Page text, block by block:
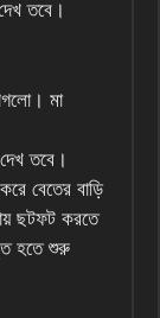
তবে।
মা
তবে।
বেতের বাড়ি
ছটফট করতে
হতে শুরু